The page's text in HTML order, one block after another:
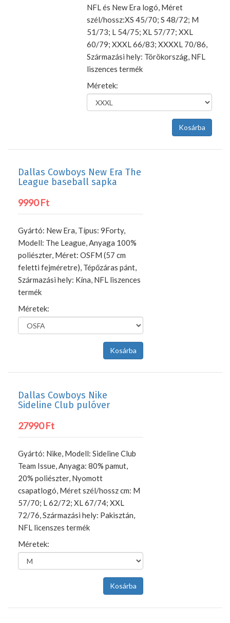
NFL és New Era logó, Méret
szél/hossz:XS 45/70; S 48/72; M
51/73; L 54/75; XL 57/77; XXL
60/79; XXXL 66/83; XXXXL 70/86,
Származási hely: Törökország, NFL
liszences termék
Méretek:
Dallas Cowboys New Era The
League baseball sapka
9990 Ft
Gyártó: New Era, Típus: 9Forty,
Modell: The League, Anyaga 100%
poliészter, Méret: OSFM (57 cm
feletti fejméretre), Tépőzáras pánt,
Származási hely: Kína, NFL liszences
termék
Méretek:
Dallas Cowboys Nike
Sideline Club pulóver
27990 Ft
Gyártó: Nike, Modell: Sideline Club
Team Issue, Anyaga: 80% pamut,
20% poliészter, Nyomott
csapatlogó, Méret szél/hossz cm: M
57/70; L 62/72; XL 67/74; XXL
72/76, Származási hely: Pakisztán,
NFL licenszes termék
Méretek: